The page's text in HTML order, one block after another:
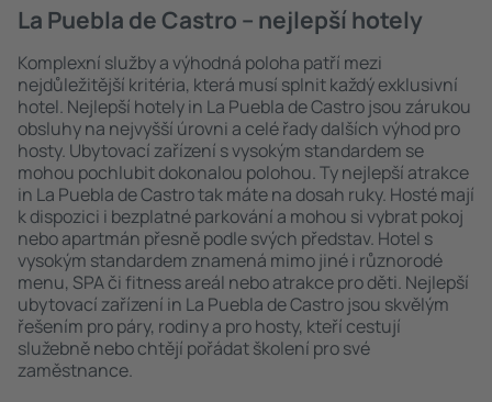
La Puebla de Castro – nejlepší hotely
Komplexní služby a výhodná poloha patří mezi
nejdůležitější kritéria, která musí splnit každý exklusivní
hotel. Nejlepší hotely in La Puebla de Castro jsou zárukou
obsluhy na nejvyšší úrovni a celé řady dalších výhod pro
hosty. Ubytovací zařízení s vysokým standardem se
mohou pochlubit dokonalou polohou. Ty nejlepší atrakce
in La Puebla de Castro tak máte na dosah ruky. Hosté mají
k dispozici i bezplatné parkování a mohou si vybrat pokoj
nebo apartmán přesně podle svých představ. Hotel s
vysokým standardem znamená mimo jiné i různorodé
menu, SPA či fitness areál nebo atrakce pro děti. Nejlepší
ubytovací zařízení in La Puebla de Castro jsou skvělým
řešením pro páry, rodiny a pro hosty, kteří cestují
služebně nebo chtějí pořádat školení pro své
zaměstnance.